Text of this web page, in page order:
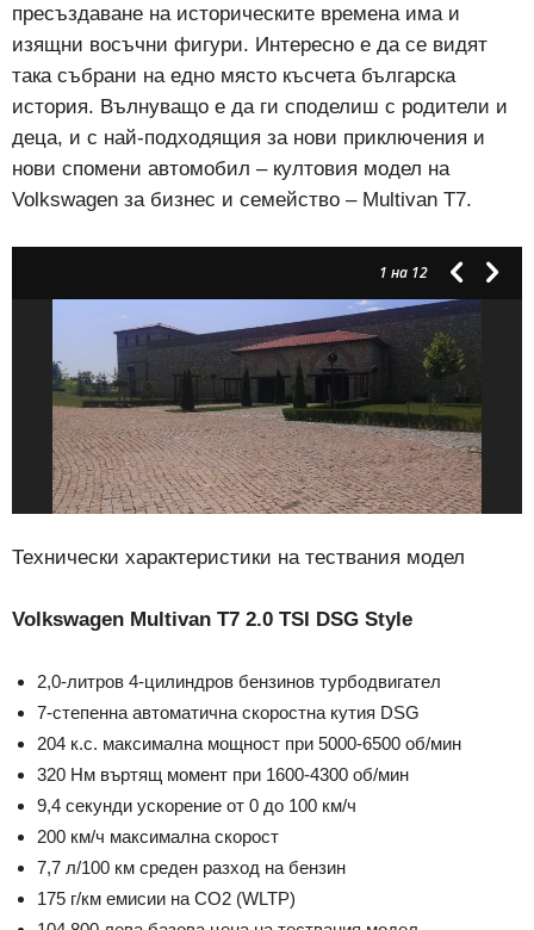
пресъздаване на историческите времена има и
изящни восъчни фигури. Интересно е да се видят
така събрани на едно място късчета българска
история. Вълнуващо е да ги споделиш с родители и
деца, и с най-подходящия за нови приключения и
нови спомени автомобил – култовия модел на
Volkswagen за бизнес и семейство – Multivan T7.
1 на 12
Технически характеристики на тествания модел
Volkswagen Multivan T7 2.0 TSI DSG Style
2,0-литров 4-цилиндров бензинов турбодвигател
7-степенна автоматична скоростна кутия DSG
204 к.с. максимална мощност при 5000-6500 об/мин
320 Нм въртящ момент при 1600-4300 об/мин
9,4 секунди ускорение от 0 до 100 км/ч
200 км/ч максимална скорост
7,7 л/100 км среден разход на бензин
175 г/км емисии на СО2 (WLTP)